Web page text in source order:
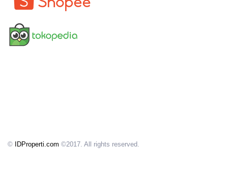
© IDProperti.com ©2017. All rights reserved.